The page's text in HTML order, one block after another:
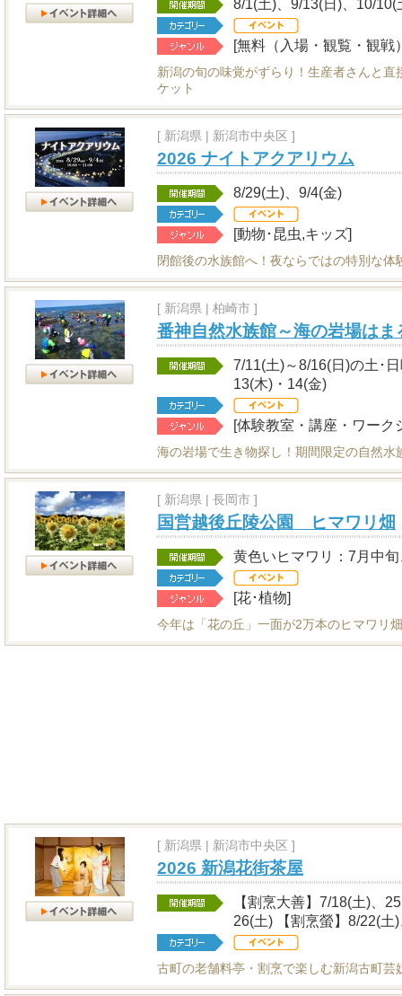
8/1(土)、9/13(日)、10/10(
[無料（入場・観覧・観戦
新潟の旬の味覚がずらり！生産者さんと
ケット
[ 新潟県 | 新潟市中央区 ]
2026 ナイトアクアリウム
8/29(土)、9/4(金)
[動物･昆虫,キッズ]
閉館後の水族館へ！夜ならではの特別な体
[ 新潟県 | 柏崎市 ]
番神自然水族館～海の岩場はま
7/11(土)～8/16(日)の土･
13(木)・14(金)
[体験教室・講座・ワーク
海の岩場で生き物探し！期間限定の自然水
[ 新潟県 | 長岡市 ]
国営越後丘陵公園 ヒマワリ畑
黄色いヒマワリ：7月中
[花･植物]
今年は「花の丘」一面が2万本のヒマワリ
[ 新潟県 | 新潟市中央区 ]
2026 新潟花街茶屋
【割烹大善】7/18(土)、
26(土) 【割烹螢】8/22(土
古町の老舗料亭・割烹で楽しむ新潟古町芸